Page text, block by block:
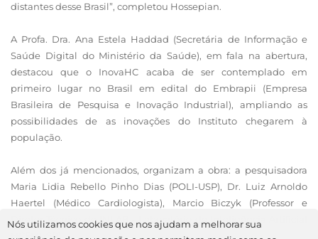
distantes desse Brasil”, completou Hossepian.
A Profa. Dra. Ana Estela Haddad (Secretária de Informação e
Saúde Digital do Ministério da Saúde), em fala na abertura,
destacou que o InovaHC acaba de ser contemplado em
primeiro lugar no Brasil em edital do Embrapii (Empresa
Brasileira de Pesquisa e Inovação Industrial), ampliando as
possibilidades de as inovações do Instituto chegarem à
população.
Além dos já mencionados, organizam a obra: a pesquisadora
Maria Lidia Rebello Pinho Dias (POLI-USP), Dr. Luiz Arnoldo
Haertel (Médico Cardiologista), Marcio Biczyk (Professor e
Diretor Técnico do INLAB - Laboratório de Inteligência Artificial
HCFMUSP).
Nós utilizamos cookies que nos ajudam a melhorar sua